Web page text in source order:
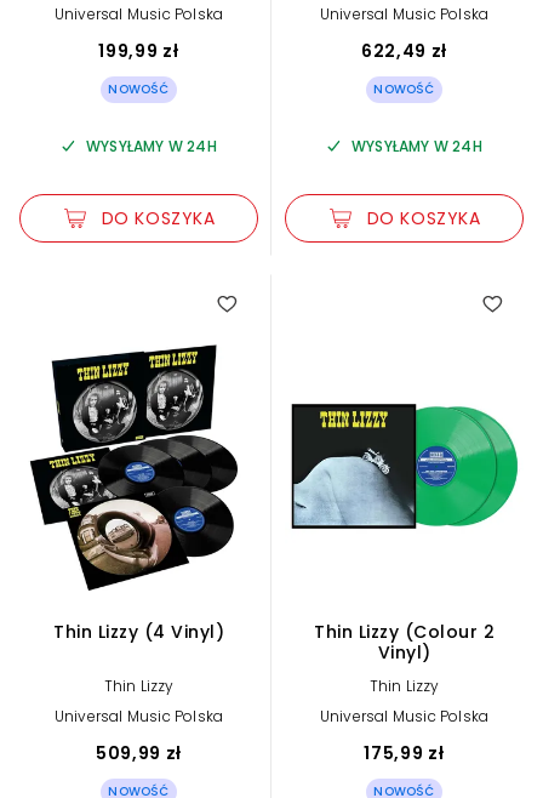
Universal Music Polska
199,99 zł
NOWOŚĆ
WYSYŁAMY W 24H
DO KOSZYKA
Universal Music Polska
622,49 zł
NOWOŚĆ
WYSYŁAMY W 24H
DO KOSZYKA
Thin Lizzy (4 Vinyl)
Thin Lizzy
Universal Music Polska
509,99 zł
NOWOŚĆ
Thin Lizzy (Colour 2
Vinyl)
Thin Lizzy
Universal Music Polska
175,99 zł
NOWOŚĆ